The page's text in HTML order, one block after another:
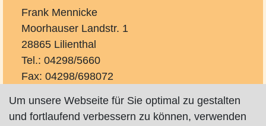
Frank Mennicke
Moorhauser Landstr. 1
28865 Lilienthal
Tel.: 04298/5660
Fax: 04298/698072
http://www.mennicke-gesundheit.de
Um unsere Webseite für Sie optimal zu gestalten
und fortlaufend verbessern zu können, verwenden